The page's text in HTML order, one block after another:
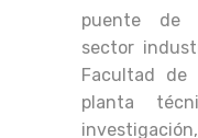
puente de
sector
Facultad de
planta